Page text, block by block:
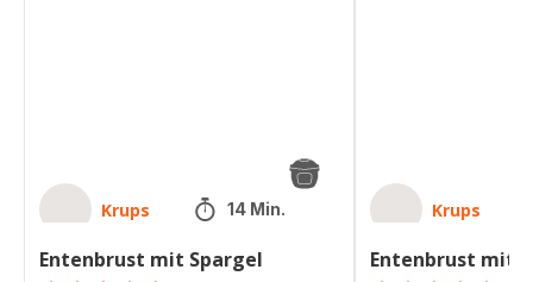
Krups 14 Min.
Entenbrust mit Spargel
Krups
Entenbrust mit